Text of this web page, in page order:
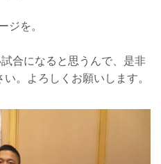
ジを。
合になると思うんで、是非
。よろしくお願いします。